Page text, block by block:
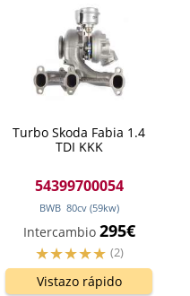
Turbo Skoda Fabia 1.4
TDI KKK
54399700054
BWB 80cv (59kw)
Intercambio 295€
(2)
Vistazo rápido